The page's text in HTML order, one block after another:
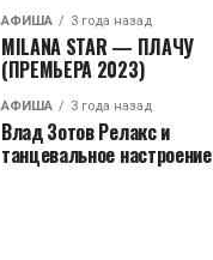
АФИША 3 года назад
MILANA STAR — ПЛАЧУ
(ПРЕМЬЕРА 2023)
АФИША 3 года назад
Влад Зотов Релакс и
танцевальное настроение